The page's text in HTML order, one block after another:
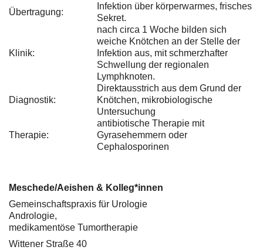
Übertragung:
Infektion über körperwarmes, frisches
Sekret.
Klinik:
nach circa 1 Woche bilden sich
weiche Knötchen an der Stelle der
Infektion aus, mit schmerzhafter
Schwellung der regionalen
Lymphknoten.
Diagnostik:
Direktausstrich aus dem Grund der
Knötchen, mikrobiologische
Untersuchung
Therapie:
antibiotische Therapie mit
Gyrasehemmern oder
Cephalosporinen
Meschede/Aeishen & Kolleg*innen
Gemeinschaftspraxis für Urologie
Andrologie,
medikamentöse Tumortherapie
Wittener Straße 40